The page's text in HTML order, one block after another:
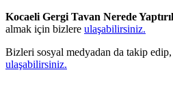
Kocaeli Gergi Tavan Nerede
almak için bizlere ulaşabilirsiniz.
Bizleri sosyal medyadan da takip
ulaşabilirsiniz.